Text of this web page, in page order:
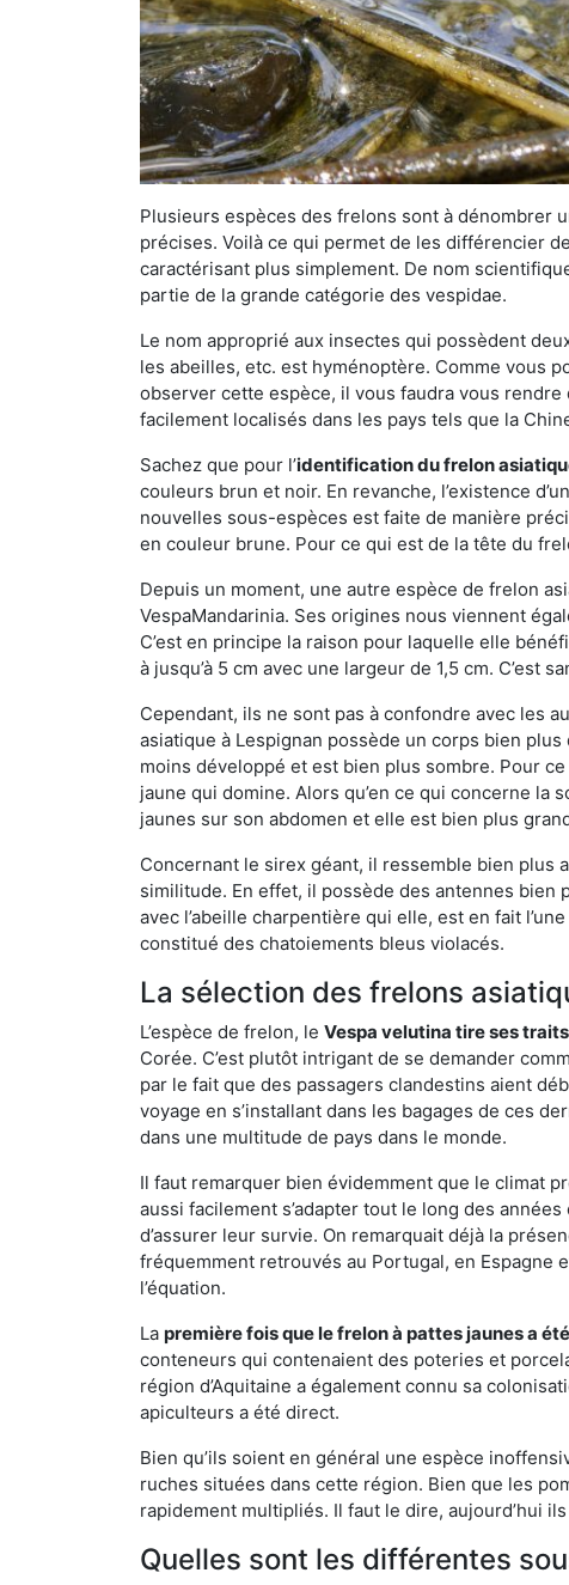
Plusieurs espèces des frelons sont à dénombrer
précises. Voilà ce qui permet de les différencier
caractérisant plus simplement. De nom
partie de la grande catégorie des vespidae.
Le nom approprié aux insectes qui possèdent
les abeilles, etc. est hyménoptère. Comme vous
observer cette espèce, il vous faudra vous
facilement localisés dans les pays tels que la
Sachez que pour l’identification du frelon
couleurs brun et noir. En revanche, l’existence
nouvelles sous-espèces est faite de manière
en couleur brune. Pour ce qui est de la tête du
Depuis un moment, une autre espèce de frelon
VespaMandarinia. Ses origines nous viennent
C’est en principe la raison pour laquelle elle
à jusqu’à 5 cm avec une largeur de 1,5 cm.
Cependant, ils ne sont pas à confondre avec les
asiatique à Lespignan possède un corps bien
moins développé et est bien plus sombre. Pour
jaune qui domine. Alors qu’en ce qui concerne
jaunes sur son abdomen et elle est bien plus
Concernant le sirex géant, il ressemble bien plus
similitude. En effet, il possède des antennes
avec l’abeille charpentière qui elle, est en fait
constitué des chatoiements bleus violacés.
La sélection des frelons
L’espèce de frelon, le Vespa velutina tire ses
Corée. C’est plutôt intrigant de se demander
par le fait que des passagers clandestins aient
voyage en s’installant dans les bagages de ces
dans une multitude de pays dans le monde.
Il faut remarquer bien évidemment que le climat
aussi facilement s’adapter tout le long des
d’assurer leur survie. On remarquait déjà la
fréquemment retrouvés au Portugal, en Espagne
l’équation.
La première fois que le frelon à pattes jaunes a
conteneurs qui contenaient des poteries et
région d’Aquitaine a également connu sa
apiculteurs a été direct.
Bien qu’ils soient en général une espèce
ruches situées dans cette région. Bien que les
rapidement multipliés. Il faut le dire, aujourd’hui
Quelles sont les différentes